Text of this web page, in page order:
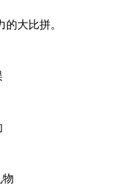
大比拼。